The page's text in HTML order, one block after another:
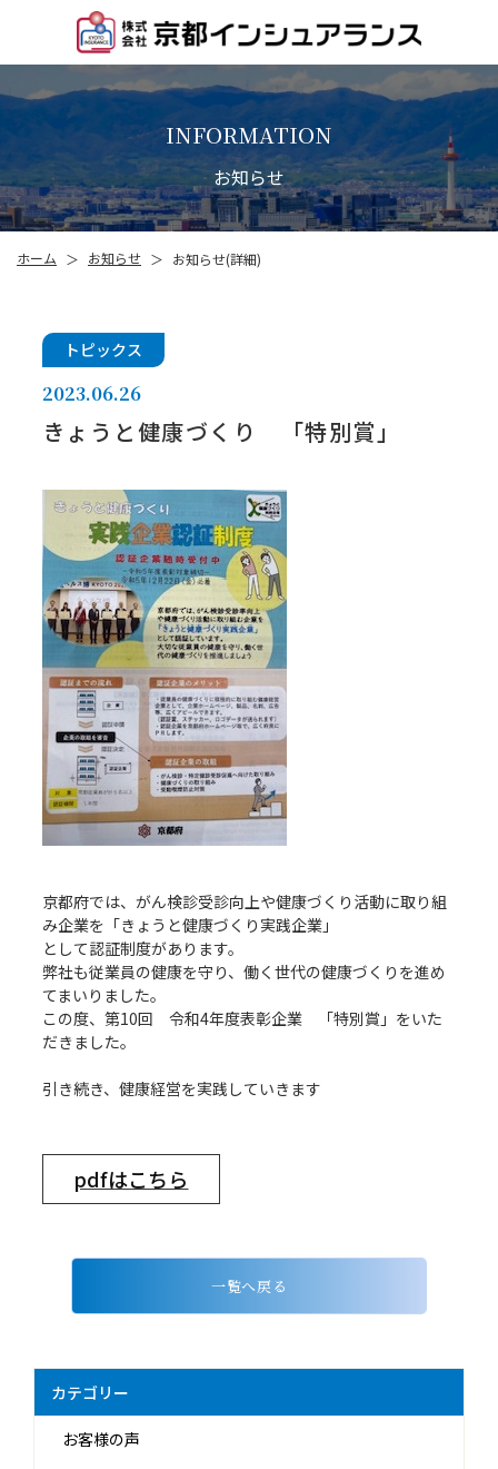
INFORMATION
お知らせ
ホーム ＞ お知らせ ＞ お知らせ(詳細)
カテゴリー
お客様の声
トピックス
2023.06.26
きょうと健康づくり 「特別賞」
京都府では、がん検診受診向上や健康づくり活動に取り組
み企業を「きょうと健康づくり実践企業」
として認証制度があります。
弊社も従業員の健康を守り、働く世代の健康づくりを進め
てまいりました。
この度、第10回 令和4年度表彰企業 「特別賞」をいた
だきました。
引き続き、健康経営を実践していきます
pdfはこちら
一覧へ戻る